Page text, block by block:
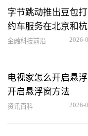
字节跳动推出豆包
约车服务在北京和
测试
金融科技前沿 2026-
电视家怎么开启悬
开启悬浮窗方法
资讯百科 2026-